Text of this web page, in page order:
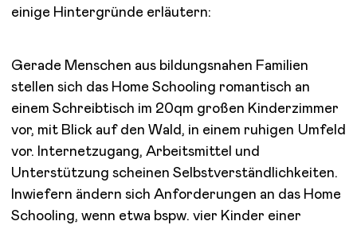
einige Hintergründe erläutern:
Gerade Menschen aus bildungsnahen Familien
stellen sich das Home Schooling romantisch an
einem Schreibtisch im 20qm großen Kinderzimmer
vor, mit Blick auf den Wald, in einem ruhigen Umfeld
vor. Internetzugang, Arbeitsmittel und
Unterstützung scheinen Selbstverständlichkeiten.
Inwiefern ändern sich Anforderungen an das Home
Schooling, wenn etwa bspw. vier Kinder einer